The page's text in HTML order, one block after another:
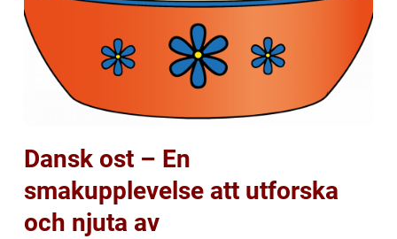
Dansk ost – En
smakupplevelse att utforska
och njuta av